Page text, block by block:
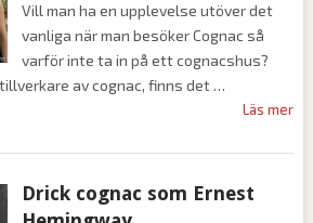
Vill man ha en upplevelse utöver det
vanliga när man besöker Cognac så
varför inte ta in på ett cognacshus?
av cognac, finns det
Läs mer
Drick cognac som Ernest